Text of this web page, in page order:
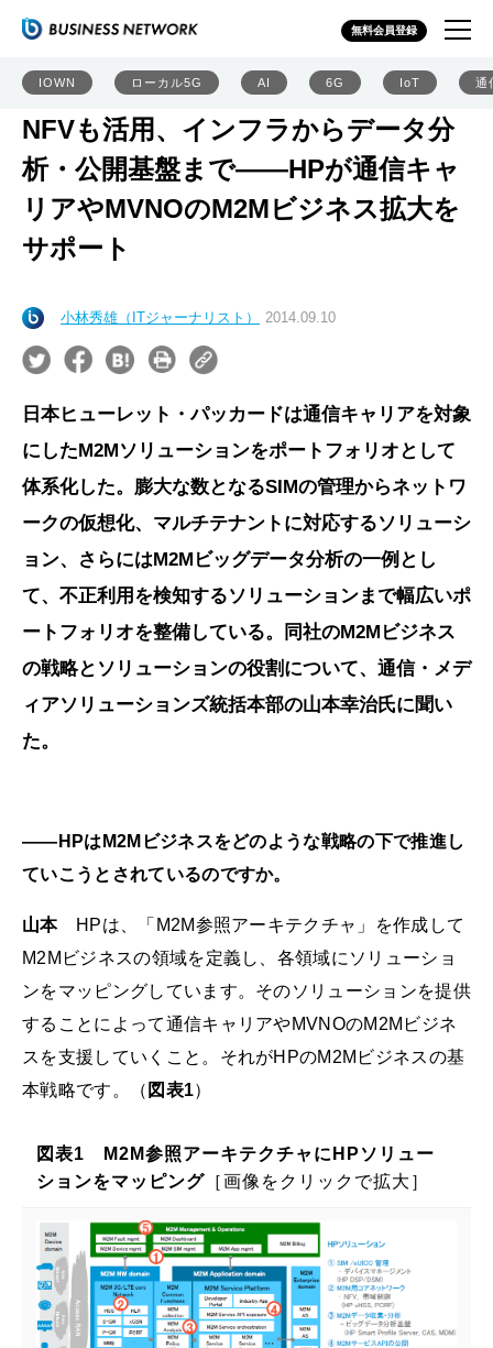
無料会員登録
IOWN ローカル5G AI 6G IoT 通
NFVも活用、インフラからデータ分
析・公開基盤まで――HPが通信キャ
リアやMVNOのM2Mビジネス拡大を
サポート
小林秀雄（ITジャーナリスト） 2014.09.10
日本ヒューレット・パッカードは通信キャリアを対象
にしたM2Mソリューションをポートフォリオとして
体系化した。膨大な数となるSIMの管理からネットワ
ークの仮想化、マルチテナントに対応するソリューシ
ョン、さらにはM2Mビッグデータ分析の一例とし
て、不正利用を検知するソリューションまで幅広いポ
ートフォリオを整備している。同社のM2Mビジネス
の戦略とソリューションの役割について、通信・メデ
ィアソリューションズ統括本部の山本幸治氏に聞い
た。
――HPはM2Mビジネスをどのような戦略の下で推進し
ていこうとされているのですか。
山本HPは、「M2M参照アーキテクチャ」を作成して
M2Mビジネスの領域を定義し、各領域にソリューショ
ンをマッピングしています。そのソリューションを提供
することによって通信キャリアやMVNOのM2Mビジネ
スを支援していくこと。それがHPのM2Mビジネスの基
本戦略です。（ 図表1）
図表1 M2M参照アーキテクチャにHPソリュー
ションをマッピング［画像をクリックで拡大］